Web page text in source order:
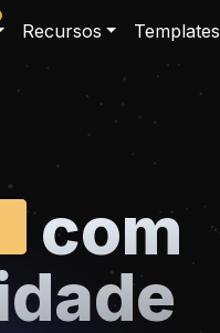
Recursos Templates
com